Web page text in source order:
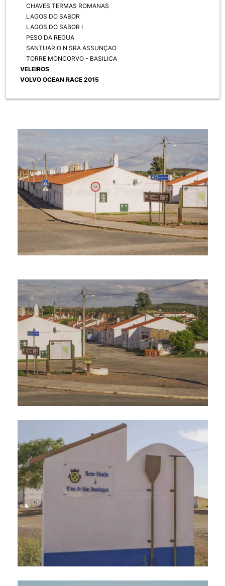
CHAVES TERMAS ROMANAS
LAGOS DO SABOR
LAGOS DO SABOR I
PESO DA REGUA
SANTUARIO N SRA ASSUNÇAO
TORRE MONCORVO - BASILICA
VELEIROS
VOLVO OCEAN RACE 2015